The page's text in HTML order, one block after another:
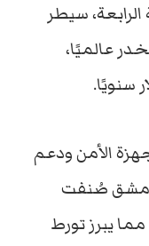
الرابعة، سيطر
المخدر عالميًا،
الأمن ودعم
منذ عام 2011. دمشق صُنفت
يبرز تورط